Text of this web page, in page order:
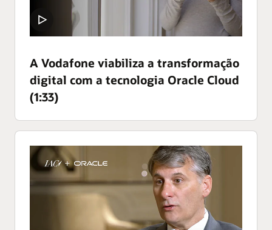
A Vodafone viabiliza a transformação
digital com a tecnologia Oracle Cloud
(1:33)